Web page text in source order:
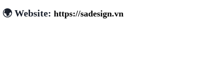
🌍 Website: https://sadesign.vn